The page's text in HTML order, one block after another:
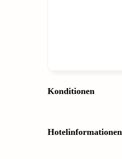
Konditionen
Hotelinformationen